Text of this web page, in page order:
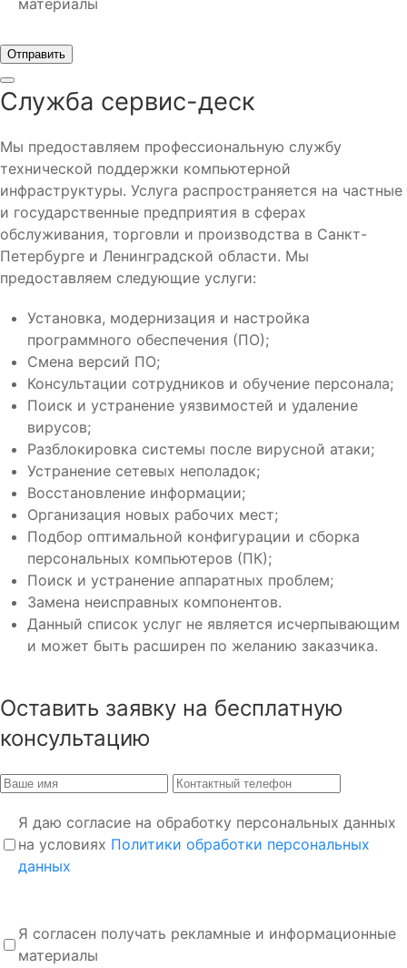
материалы
Отправить
Служба сервис-деск
Мы предоставляем профессиональную службу
технической поддержки компьютерной
инфраструктуры. Услуга распространяется на частные
и государственные предприятия в сферах
обслуживания, торговли и производства в Санкт-
Петербурге и Ленинградской области. Мы
предоставляем следующие услуги:
Установка, модернизация и настройка
программного обеспечения (ПО);
Смена версий ПО;
Консультации сотрудников и обучение персонала;
Поиск и устранение уязвимостей и удаление
вирусов;
Разблокировка системы после вирусной атаки;
Устранение сетевых неполадок;
Восстановление информации;
Организация новых рабочих мест;
Подбор оптимальной конфигурации и сборка
персональных компьютеров (ПК);
Поиск и устранение аппаратных проблем;
Замена неисправных компонентов.
Данный список услуг не является исчерпывающим
и может быть расширен по желанию заказчика.
Оставить заявку на бесплатную
консультацию
Я даю согласие на обработку персональных данных
на условиях Политики обработки персональных
данных
Я согласен получать рекламные и информационные
материалы